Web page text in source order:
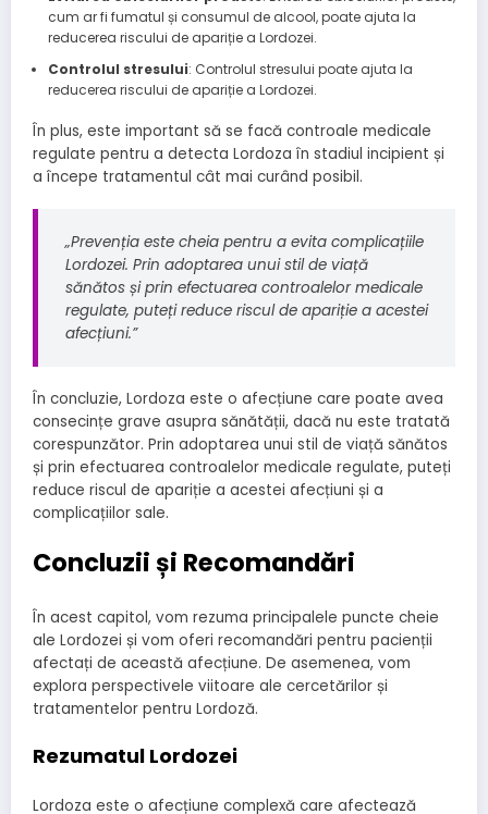
cum ar fi fumatul și consumul de alcool, poate ajuta la
reducerea riscului de apariție a Lordozei.
Controlul stresului: Controlul stresului poate ajuta la
reducerea riscului de apariție a Lordozei.
În plus, este important să se facă controale medicale
regulate pentru a detecta Lordoza în stadiul incipient și
a începe tratamentul cât mai curând posibil.
„Prevenția este cheia pentru a evita complicațiile
Lordozei. Prin adoptarea unui stil de viață
sănătos și prin efectuarea controalelor medicale
regulate, puteți reduce riscul de apariție a acestei
afecțiuni.”
În concluzie, Lordoza este o afecțiune care poate avea
consecințe grave asupra sănătății, dacă nu este tratată
corespunzător. Prin adoptarea unui stil de viață sănătos
și prin efectuarea controalelor medicale regulate, puteți
reduce riscul de apariție a acestei afecțiuni și a
complicațiilor sale.
Concluzii și Recomandări
În acest capitol, vom rezuma principalele puncte cheie
ale Lordozei și vom oferi recomandări pentru pacienții
afectați de această afecțiune. De asemenea, vom
explora perspectivele viitoare ale cercetărilor și
tratamentelor pentru Lordoză.
Rezumatul Lordozei
Lordoza este o afecțiune complexă care afectează